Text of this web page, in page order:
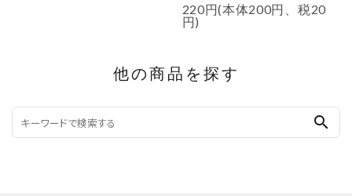
220円(本体200円、税20
円)
他の商品を探す
search